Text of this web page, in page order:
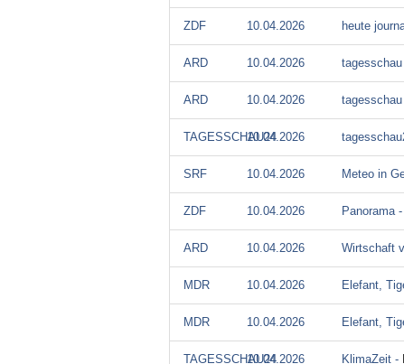
ZDF 10.04.2026 heute
ARD 10.04.2026
ARD 10.04.2026
TAGESSCHAU2410.04.2026
SRF 10.04.2026 Meteo in
ZDF 10.04.2026 Panorama -
ARD 10.04.2026 Wirtschaft
MDR 10.04.2026 Elefant,
MDR 10.04.2026 Elefant,
TAGESSCHAU2410.04.2026 KlimaZeit -